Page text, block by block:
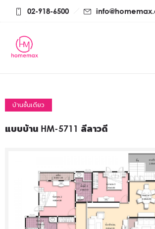
02-918-6500
บ้านชั้นเดียว
แบบบ้าน HM-5711 ลีลาวดี